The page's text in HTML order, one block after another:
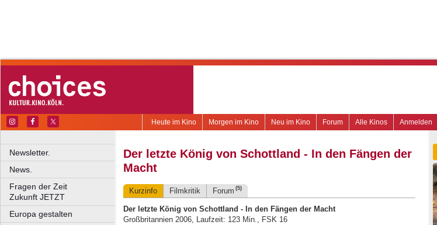
Anmelden
Alle Kinos
Forum
Neu im Kino
Morgen im Kino
Heute im Kino
Newsletter.
News.
Fragen der Zeit
Zukunft JETZT
Europa gestalten
Der letzte König von Schottland - In den Fängen der
Macht
Kurzinfo Filmkritik Forum (5)
Der letzte König von Schottland - In den Fängen der Macht
Großbritannien 2006, Laufzeit: 123 Min., FSK 16